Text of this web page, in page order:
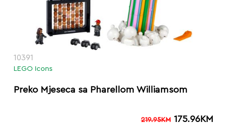
10391
LEGO Icons
Preko Mjeseca sa Pharellom Williamsom
219.95KM 175.96KM